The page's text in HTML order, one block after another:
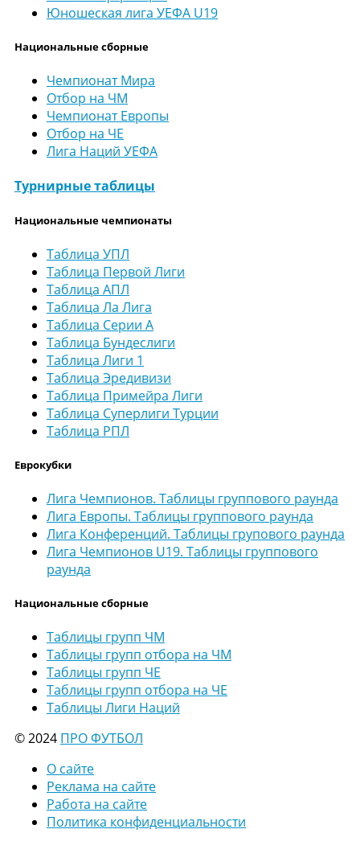
Юношеская лига УЕФА U19
Национальные сборные
Чемпионат Мира
Отбор на ЧМ
Чемпионат Европы
Отбор на ЧЕ
Лига Наций УЕФА
Турнирные таблицы
Национальные чемпионаты
Таблица УПЛ
Таблица Первой Лиги
Таблица АПЛ
Таблица Ла Лига
Таблица Серии А
Таблица Бундеслиги
Таблица Лиги 1
Таблица Эредивизи
Таблица Примейра Лиги
Таблица Суперлиги Турции
Таблица РПЛ
Еврокубки
Лига Чемпионов. Таблицы группового раунда
Лига Европы. Таблицы группового раунда
Лига Конференций. Таблицы групового раунда
Лига Чемпионов U19. Таблицы группового
раунда
Национальные сборные
Таблицы групп ЧМ
Таблицы групп отбора на ЧМ
Таблицы групп ЧЕ
Таблицы групп отбора на ЧЕ
Таблицы Лиги Наций
© 2024 ПРО ФУТБОЛ
О сайте
Реклама на сайте
Работа на сайте
Политика конфиденциальности